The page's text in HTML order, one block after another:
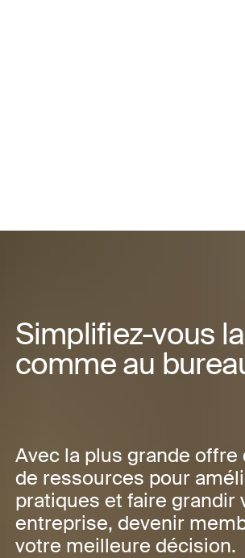
Simplifiez-vous
comme au
Avec la plus grande offre
de ressources pour
pratiques et faire grandir
entreprise, devenir
votre meilleure décision.